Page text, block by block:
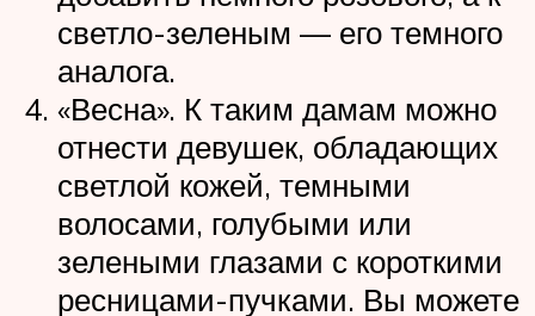
светло-зеленым — его темного
аналога.
«Весна». К таким дамам можно
отнести девушек, обладающих
светлой кожей, темными
волосами, голубыми или
зелеными глазами с короткими
ресницами-пучками. Вы можете